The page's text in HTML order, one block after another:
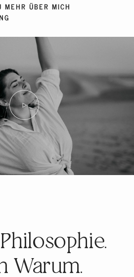
MEHR ÜBER MICH
Warum.